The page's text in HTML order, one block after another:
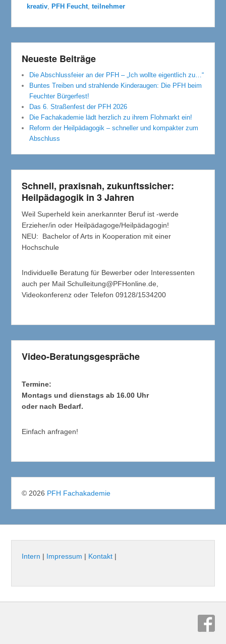
kreativ ,PFH Feucht ,teilnehmer
Neueste Beiträge
Die Abschlussfeier an der PFH – „Ich wollte eigentlich zu…“
Buntes Treiben und strahlende Kinderaugen: Die PFH beim
Feuchter Bürgerfest!
Das 6. Straßenfest der PFH 2026
Die Fachakademie lädt herzlich zu ihrem Flohmarkt ein!
Reform der Heilpädagogik – schneller und kompakter zum
Abschluss
Schnell, praxisnah, zukunftssicher:
Heilpädagogik in 3 Jahren
Weil Superheld kein anerkannter Beruf ist -werde
Erzieher/in oder Heilpädagoge/Heilpädagogin!
NEU: Bachelor of Arts in Kooperation mit einer
Hochschule
Individuelle Beratung für Bewerber oder Interessenten
auch per Mail Schulleitung@PFHonline.de,
Videokonferenz oder Telefon 09128/1534200
Video-Beratungsgespräche
Termine:
Montags und dienstags ab 16.00 Uhr
oder nach Bedarf.
Einfach anfragen!
© 2026 PFH Fachakademie
Intern | Impressum | Kontakt |